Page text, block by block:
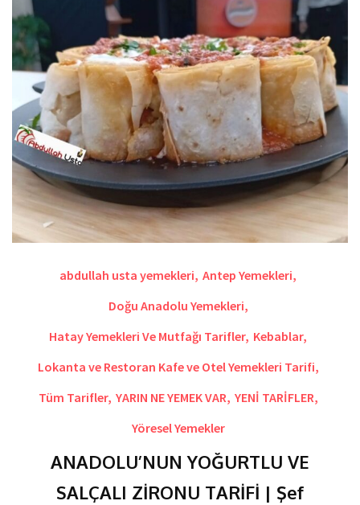
abdullah usta yemekleri, Antep Yemekleri,
Doğu Anadolu Yemekleri,
Hatay Yemekleri Ve Mutfağı Tarifler, Kebablar,
Lokanta ve Restoran Kafe ve Otel Yemekleri Tarifi,
Tüm Tarifler, YARIN NE YEMEK VAR, YENİ TARİFLER,
Yöresel Yemekler
ANADOLU’NUN YOĞURTLU VE
SALÇALI ZİRONU TARİFİ | Şef